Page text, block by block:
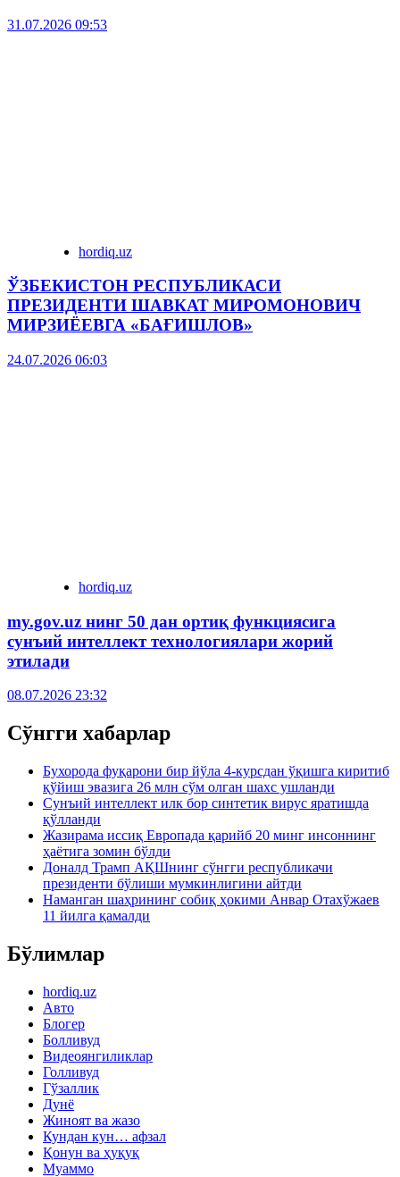
31.07.2026 09:53
hordiq.uz
ЎЗБЕКИСТОН РЕСПУБЛИКАСИ
ПРЕЗИДЕНТИ ШАВКАТ МИРОМОНОВИЧ
МИРЗИЁЕВГА «БАҒИШЛОВ»
24.07.2026 06:03
hordiq.uz
my.gov.uz нинг 50 дан ортиқ функциясига
сунъий интеллект технологиялари жорий
этилади
08.07.2026 23:32
Сўнгги хабарлар
Бухорода фуқарони бир йўла 4-курсдан ўқишга киритиб
қўйиш эвазига 26 млн сўм олган шахс ушланди
Сунъий интеллект илк бор синтетик вирус яратишда
қўлланди
Жазирама иссиқ Европада қарийб 20 минг инсоннинг
ҳаётига зомин бўлди
Доналд Трамп АҚШнинг сўнгги республикачи
президенти бўлиши мумкинлигини айтди
Наманган шаҳрининг собиқ ҳокими Анвар Отахўжаев
11 йилга қамалди
Бўлимлар
hordiq.uz
Авто
Блогер
Болливуд
Видеоянгиликлар
Голливуд
Гўзаллик
Дунё
Жиноят ва жазо
Кундан кун… афзал
Қонун ва ҳуқуқ
Муаммо